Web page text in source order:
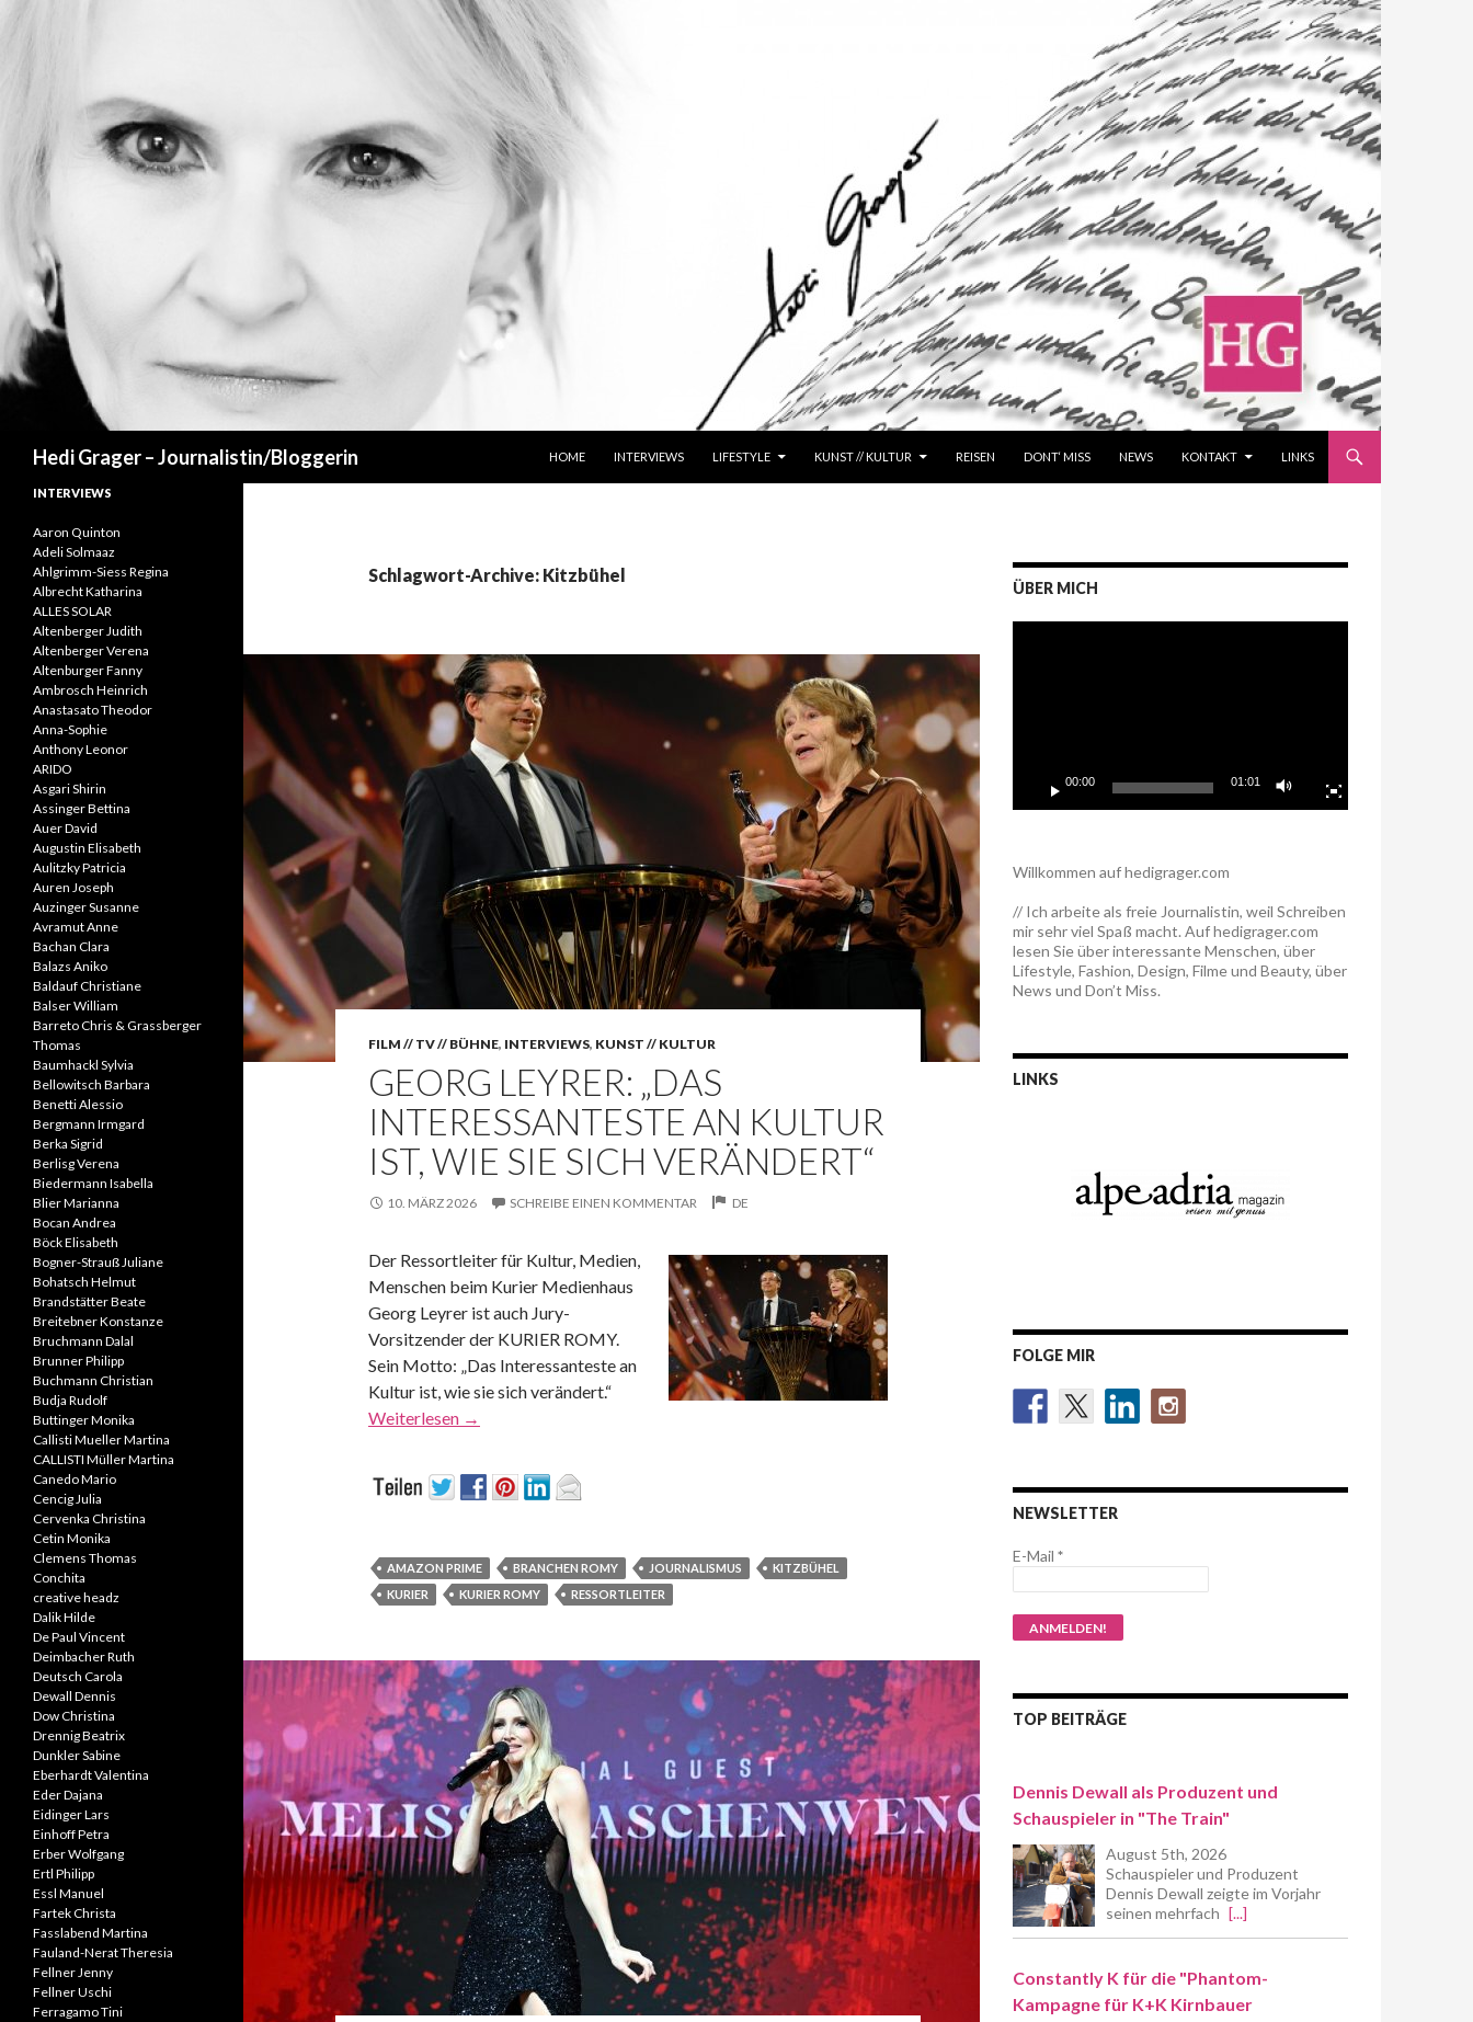
Hedi Grager – Journalistin/Bloggerin
HOME
INTERVIEWS LIFESTYLE KUNST // KULTUR REISEN DONT‘ MISS NEWS KONTAKT LINKS
Schlagwort-Archive: Kitzbühel
FILM // TV // BÜHNE, INTERVIEWS, KUNST // KULTUR
GEORG LEYRER: „DAS
INTERESSANTESTE AN KULTUR
IST, WIE SIE SICH VERÄNDERT“
10. MÄRZ 2026 SCHREIBE EINEN KOMMENTAR DE
Der Ressortleiter für Kultur, Medien,
Menschen beim Kurier Medienhaus
Georg Leyrer ist auch Jury-
Vorsitzender der KURIER ROMY.
Sein Motto: „Das Interessanteste an
Kultur ist, wie sie sich verändert.“
Weiterlesen →
AMAZON PRIME BRANCHEN ROMY JOURNALISMUS
KITZBÜHEL
KURIER
KURIER ROMY RESSORTLEITER
ÜBER MICH
00:00 01:01
Willkommen auf hedigrager.com
// Ich arbeite als freie Journalistin, weil Schreiben
mir sehr viel Spaß macht. Auf hedigrager.com
lesen Sie über interessante Menschen, über
Lifestyle, Fashion, Design, Filme und Beauty, über
News und Don’t Miss.
LINKS
FOLGE MIR
NEWSLETTER
E-Mail *
TOP BEITRÄGE
Dennis Dewall als Produzent und
Schauspieler in "The Train"
August 5th, 2026
Schauspieler und Produzent
Dennis Dewall zeigte im Vorjahr
seinen mehrfach [...]
Constantly K für die "Phantom-
Kampagne für K+K Kirnbauer
INTERVIEWS
Aaron Quinton
Adeli Solmaaz
Ahlgrimm-Siess Regina
Albrecht Katharina
ALLES SOLAR
Altenberger Judith
Altenberger Verena
Altenburger Fanny
Ambrosch Heinrich
Anastasato Theodor
Anna-Sophie
Anthony Leonor
ARIDO
Asgari Shirin
Assinger Bettina
Auer David
Augustin Elisabeth
Aulitzky Patricia
Auren Joseph
Auzinger Susanne
Avramut Anne
Bachan Clara
Balazs Aniko
Baldauf Christiane
Balser William
Barreto Chris & Grassberger
Thomas
Baumhackl Sylvia
Bellowitsch Barbara
Benetti Alessio
Bergmann Irmgard
Berka Sigrid
Berlisg Verena
Biedermann Isabella
Blier Marianna
Bocan Andrea
Böck Elisabeth
Bogner-Strauß Juliane
Bohatsch Helmut
Brandstätter Beate
Breitebner Konstanze
Bruchmann Dalal
Brunner Philipp
Buchmann Christian
Budja Rudolf
Buttinger Monika
Callisti Mueller Martina
CALLISTI Müller Martina
Canedo Mario
Cencig Julia
Cervenka Christina
Cetin Monika
Clemens Thomas
Conchita
creative headz
Dalik Hilde
De Paul Vincent
Deimbacher Ruth
Deutsch Carola
Dewall Dennis
Dow Christina
Drennig Beatrix
Dunkler Sabine
Eberhardt Valentina
Eder Dajana
Eidinger Lars
Einhoff Petra
Erber Wolfgang
Ertl Philipp
Essl Manuel
Fartek Christa
Fasslabend Martina
Fauland-Nerat Theresia
Fellner Jenny
Fellner Uschi
Ferragamo Tini